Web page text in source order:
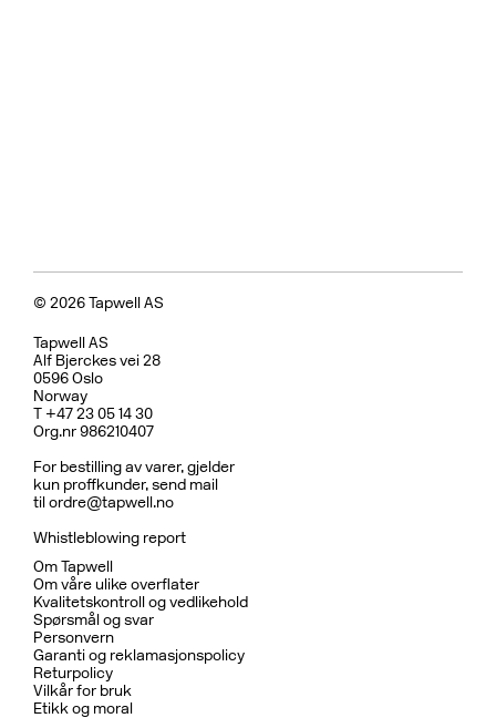
© 2026 Tapwell AS
Tapwell AS
Alf Bjerckes vei 28
0596 Oslo
Norway
T +47 23 05 14 30
Org.nr 986210407
For bestilling av varer, gjelder
kun proffkunder, send mail
tilordre@tapwell.no
Whistleblowing report
Om Tapwell
Om våre ulike overflater
Kvalitetskontroll og vedlikehold
Spørsmål og svar
Personvern
Garanti og reklamasjonspolicy
Returpolicy
Vilkår for bruk
Etikk og moral